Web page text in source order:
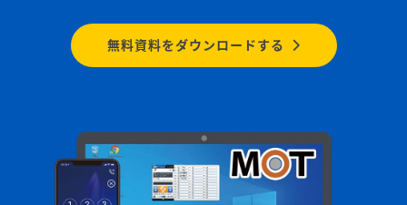
無料資料をダウンロードする